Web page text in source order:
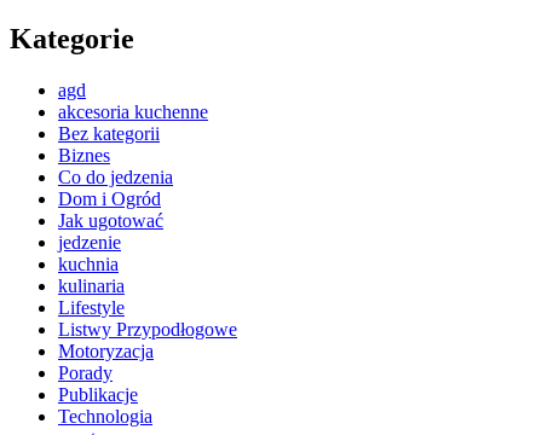
Kategorie
agd
akcesoria kuchenne
Bez kategorii
Biznes
Co do jedzenia
Dom i Ogród
Jak ugotować
jedzenie
kuchnia
kulinaria
Lifestyle
Listwy Przypodłogowe
Motoryzacja
Porady
Publikacje
Technologia